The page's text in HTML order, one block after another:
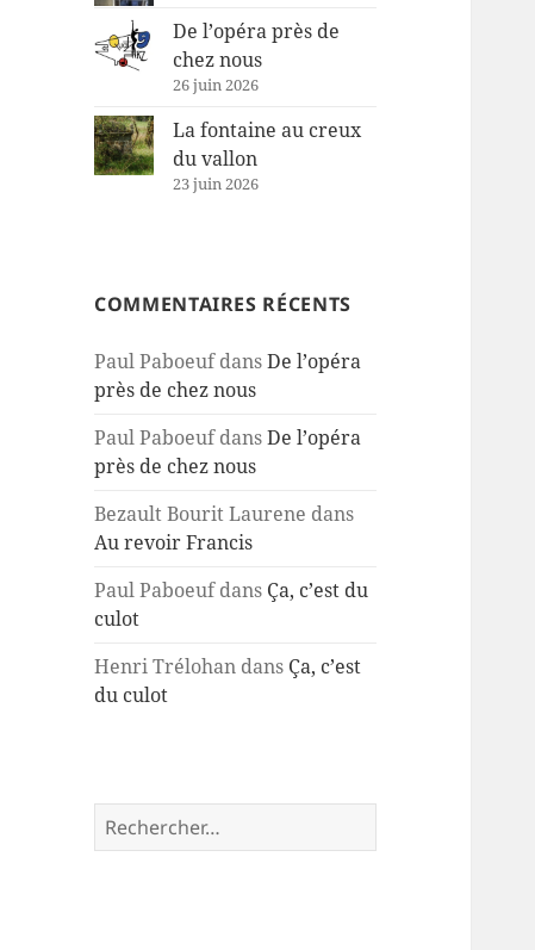
De l’opéra près de
chez nous
26 juin 2026
La fontaine au creux
du vallon
23 juin 2026
COMMENTAIRES RÉCENTS
Paul PaboeufdansDe l’opéra
près de chez nous
Paul PaboeufdansDe l’opéra
près de chez nous
Bezault Bourit Laurene dans
Au revoir Francis
Paul Paboeufdans Ça, c’est du
culot
Henri Trélohan dans Ça, c’est
du culot
Rechercher :